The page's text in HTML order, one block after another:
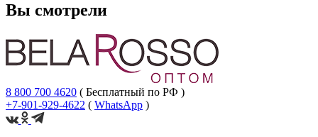
Вы смотрели
8 800 700 4620 ( Бесплатный по РФ )
+7-901-929-4622 ( WhatsApp )